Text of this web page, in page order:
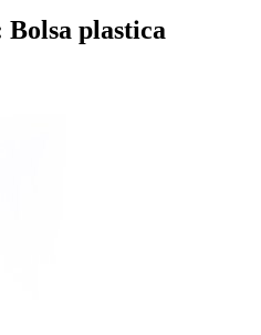
plastica